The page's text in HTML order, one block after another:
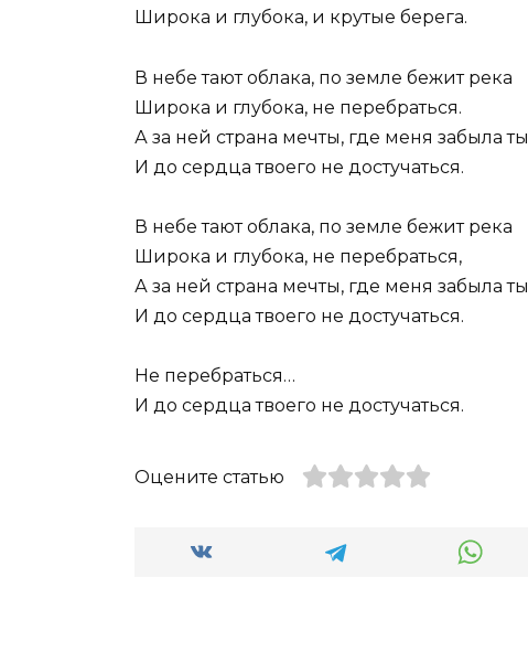
Широка и глубока, и крутые берега.
В небе тают облака, по земле бежит река
Широка и глубока, не перебраться.
А за ней страна мечты, где меня забыла ты
И до сердца твоего не достучаться.
В небе тают облака, по земле бежит река
Широка и глубока, не перебраться,
А за ней страна мечты, где меня забыла ты
И до сердца твоего не достучаться.
Не перебраться…
И до сердца твоего не достучаться.
Оцените статью